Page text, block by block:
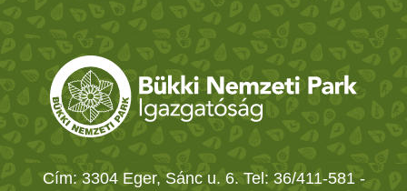
Cím: 3304 Eger, Sánc u. 6. Tel: 36/411-581 -